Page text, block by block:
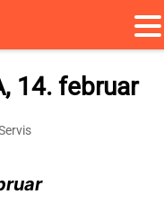
14. februar